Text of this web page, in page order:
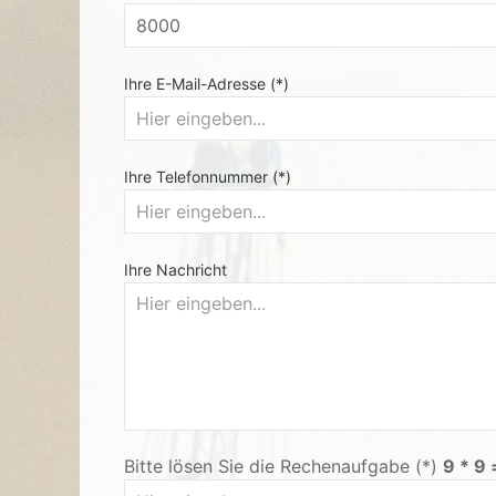
Ihre E-Mail-Adresse (*)
Ihre Telefonnummer (*)
Ihre Nachricht
Bitte lösen Sie die Rechenaufgabe (*) 9 * 9